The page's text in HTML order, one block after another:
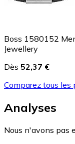
Boss 1580152
Jewellery
Dès 52,37 €
Comparez tous les
Analyses
Nous n'avons pas